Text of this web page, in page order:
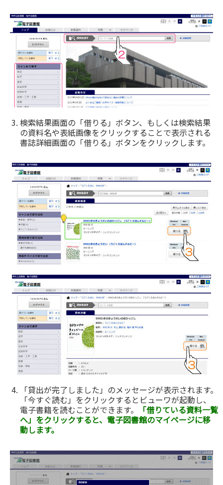
検索結果画面の「借りる」ボタン、もしくは検索結果
の資料名や表紙画像をクリックすることで表示される
書誌詳細画面の「借りる」ボタンをクリックします。
「貸出が完了しました」のメッセージが表示されます。
「今すぐ読む」をクリックするとビューワが起動し、
電子書籍を読むことができます。
「借りている資料一覧
へ」をクリックすると、電子図書館のマイページに移
動します。